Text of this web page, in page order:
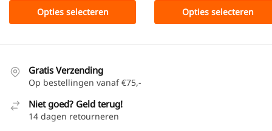
Opties selecteren Opties selecteren
Gratis Verzending
Op bestellingen vanaf €75,-
Niet goed? Geld terug!
14 dagen retourneren